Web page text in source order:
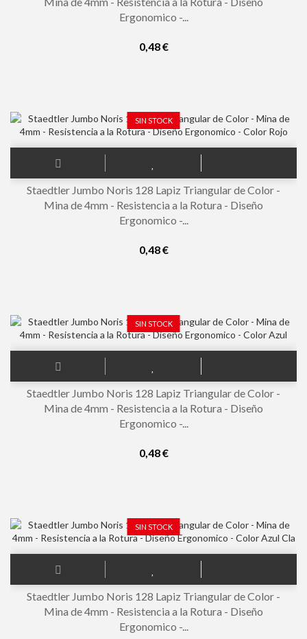
Ergonomico -...
0,48 €
SIN STOCK
Staedtler Jumbo Noris 128 Lapiz Triangular de Color -
Mina de 4mm - Resistencia a la Rotura - Diseño
Ergonomico -...
0,48 €
SIN STOCK
Staedtler Jumbo Noris 128 Lapiz Triangular de Color -
Mina de 4mm - Resistencia a la Rotura - Diseño
Ergonomico -...
0,48 €
SIN STOCK
Staedtler Jumbo Noris 128 Lapiz Triangular de Color -
Mina de 4mm - Resistencia a la Rotura - Diseño
Ergonomico -...